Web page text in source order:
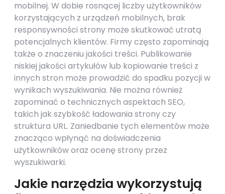
mobilnej. W dobie rosnącej liczby użytkowników
korzystających z urządzeń mobilnych, brak
responsywności strony może skutkować utratą
potencjalnych klientów. Firmy często zapominają
także o znaczeniu jakości treści. Publikowanie
niskiej jakości artykułów lub kopiowanie treści z
innych stron może prowadzić do spadku pozycji w
wynikach wyszukiwania. Nie można również
zapominać o technicznych aspektach SEO,
takich jak szybkość ładowania strony czy
struktura URL. Zaniedbanie tych elementów może
znacząco wpłynąć na doświadczenia
użytkowników oraz ocenę strony przez
wyszukiwarki.
Jakie narzędzia wykorzystują